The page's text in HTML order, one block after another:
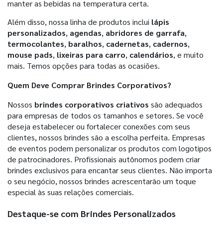
manter as bebidas na temperatura certa.
Além disso, nossa linha de produtos inclui lápis
personalizados, agendas, abridores de garrafa,
termocolantes, baralhos, cadernetas, cadernos,
mouse pads, lixeiras para carro, calendários, e muito
mais. Temos opções para todas as ocasiões.
Quem Deve Comprar Brindes Corporativos?
Nossos brindes corporativos criativos são adequados
para empresas de todos os tamanhos e setores. Se você
deseja estabelecer ou fortalecer conexões com seus
clientes, nossos brindes são a escolha perfeita. Empresas
de eventos podem personalizar os produtos com logotipos
de patrocinadores. Profissionais autônomos podem criar
brindes exclusivos para encantar seus clientes. Não importa
o seu negócio, nossos brindes acrescentarão um toque
especial às suas relações comerciais.
Destaque-se com Brindes Personalizados